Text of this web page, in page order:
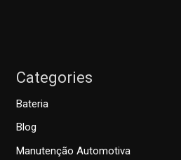
Categories
Bateria
Blog
Manutenção Automotiva